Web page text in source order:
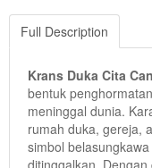
Full Description
Krans Duka Cita
bentuk
meninggal dunia.
rumah duka, gereja,
simbol
ditinggalkan.